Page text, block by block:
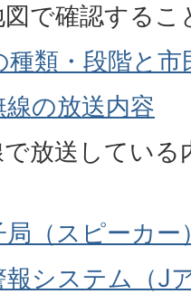
で確認する
種類・段階と
の放送内容
放送してい
局（スピーカー
報システム（J